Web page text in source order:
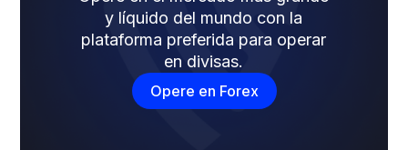
y líquido del mundo con la
plataforma preferida para operar
en divisas.
Opere en Forex